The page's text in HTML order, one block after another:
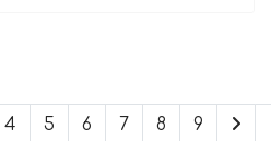
4 5 6 7 8 9